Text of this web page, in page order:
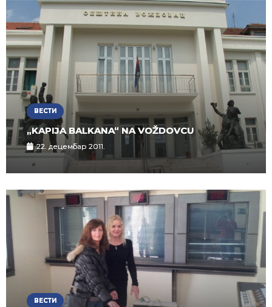
ВЕСТИ
„KAPIJA BALKANA“ NA VOŽDOVCU
22. децембар 2011.
ВЕСТИ